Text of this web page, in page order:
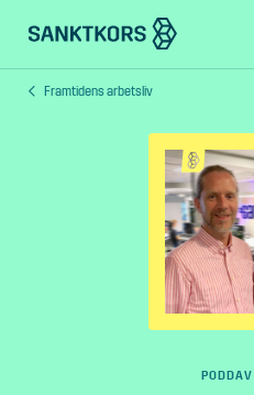
Hyresgästinfo
Framtidens arbetsliv